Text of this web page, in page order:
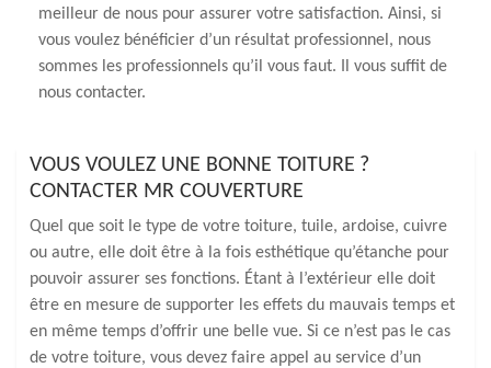
meilleur de nous pour assurer votre satisfaction. Ainsi, si
vous voulez bénéficier d’un résultat professionnel, nous
sommes les professionnels qu’il vous faut. Il vous suffit de
nous contacter.
VOUS VOULEZ UNE BONNE TOITURE ?
CONTACTER MR COUVERTURE
Quel que soit le type de votre toiture, tuile, ardoise, cuivre
ou autre, elle doit être à la fois esthétique qu’étanche pour
pouvoir assurer ses fonctions. Étant à l’extérieur elle doit
être en mesure de supporter les effets du mauvais temps et
en même temps d’offrir une belle vue. Si ce n’est pas le cas
de votre toiture, vous devez faire appel au service d’un